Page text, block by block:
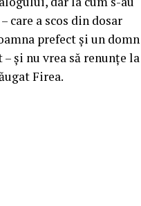
care a scos din dosar
prefect şi un domn
şi nu vrea să renunţe la
Firea.